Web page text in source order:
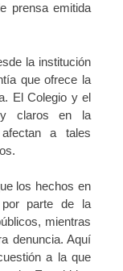
prensa emitida
la institución
que ofrece la
El Colegio y el
y claros en la
a tales
los hechos en
parte de la
mientras
denuncia. Aquí
a la que